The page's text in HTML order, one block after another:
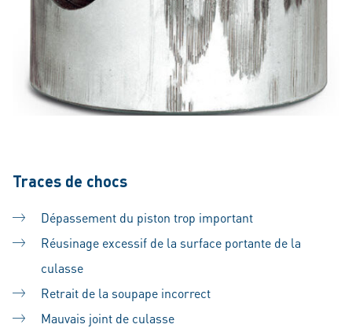
Traces de chocs
Dépassement du piston trop important
Réusinage excessif de la surface portante de la
culasse
Retrait de la soupape incorrect
Mauvais joint de culasse